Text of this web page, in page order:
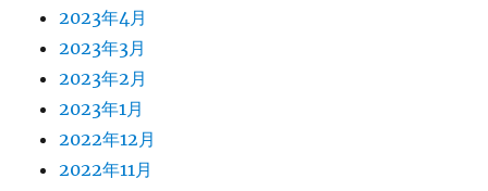
2023年4月
2023年3月
2023年2月
2023年1月
2022年12月
2022年11月